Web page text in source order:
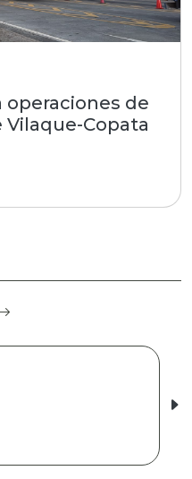
operaciones de
Vilaque-Copata